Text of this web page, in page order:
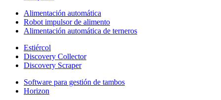
Alimentación automática
Robot impulsor de alimento
Alimentación automática de terneros
Estiércol
Discovery Collector
Discovery Scraper
Software para gestión de tambos
Horizon